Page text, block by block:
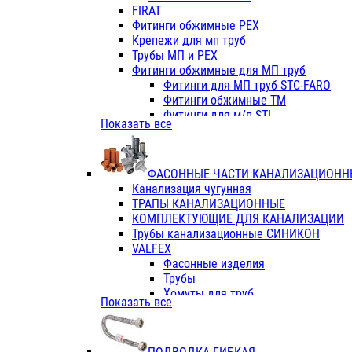
Фитинги ПП белые
Фитинги ПП белые
Фитинги ППс металл.белые
VALFEX
Трубы PE-RT
Трубы ПП водопровод белые
Трубы ПП водопровод серые
Трубы армированные
Трубы армированные
Фитинги с металл. серые
Фитинги ПП (серые)
Фитинги ПП белые
Краны
Фитинги ПП (белые)
Фитинги ПП с металлом белые
ПК КОНТУР
Краны полипропиленовые
Трубы полипропиленивые
FIRAT
Фитинги обжимные PEX
Крепежи для мп труб
Трубы МП и PEX
Фитинги обжимные для МП труб
Фитинги для МП труб STC-FARO
Фитинги обжимные ТМ
Фитинги для м/п STI
Фитинги для МП труб TITAN
TK
VALFEX
Показать все
ФАСОННЫЕ ЧАСТИ
Канализация чугунная
ТРАПЫ КАНАЛИЗАЦИОННЫЕ
КОМПЛЕКТУЮЩИЕ ДЛЯ КАНАЛИЗАЦИИ
Трубы канализационные СИНИКОН
VALFEX
Фасонные изделия
Трубы
Хомуты для труб
ПВХ (стройполимер)
Показать все